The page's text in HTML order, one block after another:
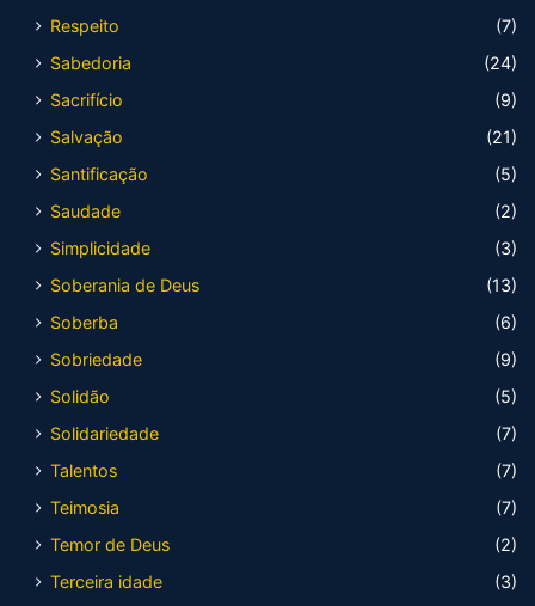
Respeito
(7)
Sabedoria
(24)
Sacrifício
(9)
Salvação
(21)
Santificação
(5)
Saudade
(2)
Simplicidade
(3)
Soberania de Deus
(13)
Soberba
(6)
Sobriedade
(9)
Solidão
(5)
Solidariedade
(7)
Talentos
(7)
Teimosia
(7)
Temor de Deus
(2)
Terceira idade
(3)